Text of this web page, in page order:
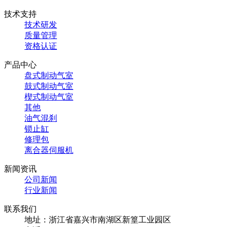
技术支持
技术研发
质量管理
资格认证
产品中心
盘式制动气室
鼓式制动气室
楔式制动气室
其他
油气混刹
锁止缸
修理包
离合器伺服机
新闻资讯
公司新闻
行业新闻
联系我们
地址：浙江省嘉兴市南湖区新篁工业园区